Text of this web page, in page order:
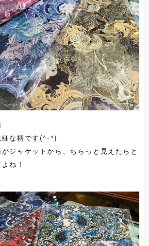
細な柄です(^-^)
ジャケットから、ちらっと見えたらと
ね！